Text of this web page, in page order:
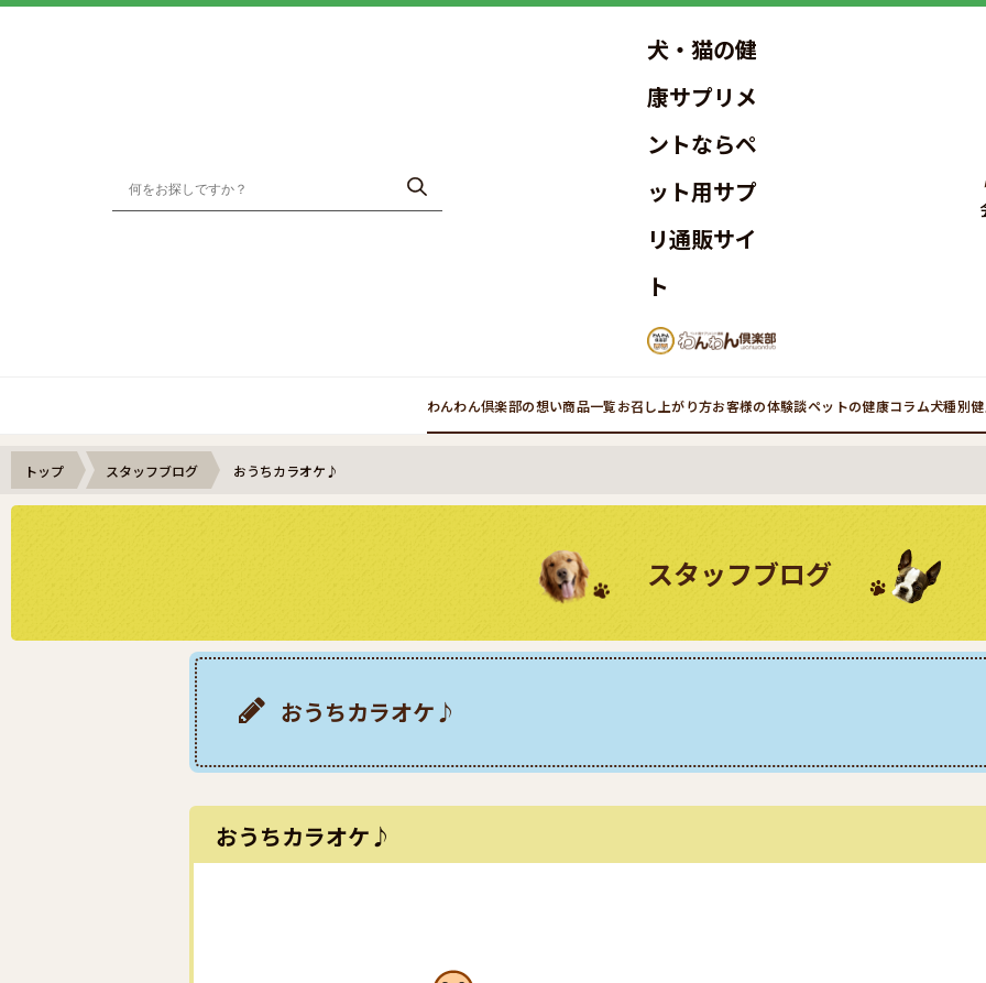
犬・猫の健
康サプリメ
ントならペ
ット用サプ
リ通販サイ
ト
わんわん倶楽部の想い商品一覧お召し上がり方お客様の体験談ペットの健康コラム犬種別
トップ スタッフブログ おうちカラオケ♪
スタッフブログ
おうちカラオケ♪
おうちカラオケ♪